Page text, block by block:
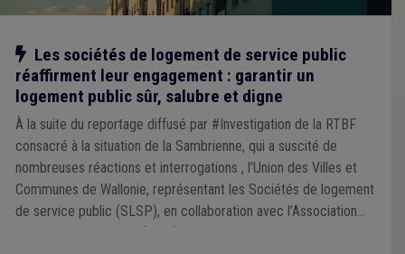
Notre action
Les sociétés de logement de service public
réaffirment leur engagement : garantir un
logement public sûr, salubre et digne
À la suite du reportage diffusé par #Investigation de la RTBF
consacré à la situation de la Sambrienne, qui a suscité de
nombreuses réactions et interrogations , l’Union des Villes et
Communes de Wallonie, représentant les Sociétés de logement
de service public (SLSP), en collaboration avec l’Association
wallonne du logement (Awal), représentant les Directions de